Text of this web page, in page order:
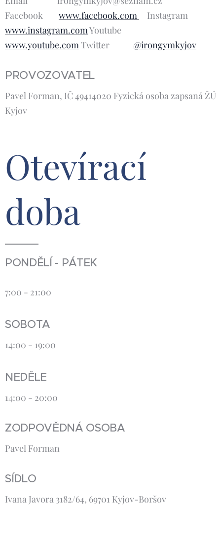
Facebook www.facebook.com
Instagram
www.instagram.comYoutube
www.youtube.comTwitter @irongymkyjov
PROVOZOVATEL
Pavel Forman, IČ 49414020 Fyzická osoba zapsaná ŽÚ
Kyjov
Otevírací
doba
PONDĚLÍ - PÁTEK
7:00 - 21:00
SOBOTA
14:00 - 19:00
NEDĚLE
14:00 - 20:00
ZODPOVĚDNÁ OSOBA
Pavel Forman
SÍDLO
Ivana Javora 3182/64, 69701 Kyjov-Boršov